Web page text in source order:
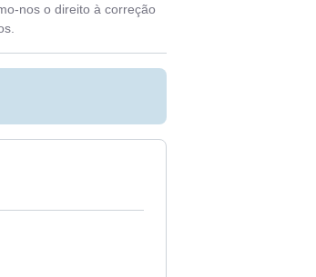
nos o direito à correção